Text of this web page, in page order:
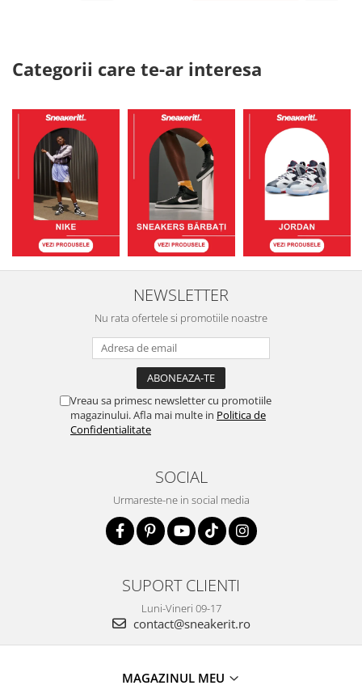
Categorii care te-ar interesa
NEWSLETTER
Nu rata ofertele si promotiile noastre
Vreau sa primesc newsletter cu promotiile
magazinului. Afla mai multe in Politica de
Confidentialitate
SOCIAL
Urmareste-ne in social media
SUPORT CLIENTI
Luni-Vineri 09-17
contact@sneakerit.ro
MAGAZINUL MEU